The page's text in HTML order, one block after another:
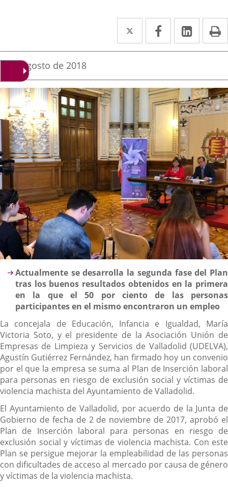
Twitter
Enlace
a
aplicación
externa.
Facebook
Enlace
a
aplicación
externa.
Enlace
a
Fecha
la
noticia
9 de agosto de 2018
Descripción
Actualmente se desarrolla la segunda fase del Plan
tras los buenos resultados obtenidos en la primera
en la que el 50 por ciento de las personas
participantes en el mismo encontraron un empleo
La concejala de Educación, Infancia e Igualdad, María
Victoria Soto, y el presidente de la Asociación Unión de
Empresas de Limpieza y Servicios de Valladolid (UDELVA),
Agustín Gutiérrez Fernández, han firmado hoy un convenio
por el que la empresa se suma al Plan de Inserción laboral
para personas en riesgo de exclusión social y víctimas de
violencia machista del Ayuntamiento de Valladolid.
El Ayuntamiento de Valladolid, por acuerdo de la Junta de
Gobierno de fecha de 2 de noviembre de 2017, aprobó el
Plan de Inserción laboral para personas en riesgo de
exclusión social y víctimas de violencia machista. Con este
Plan se persigue mejorar la empleabilidad de las personas
con dificultades de acceso al mercado por causa de género
y víctimas de la violencia machista.